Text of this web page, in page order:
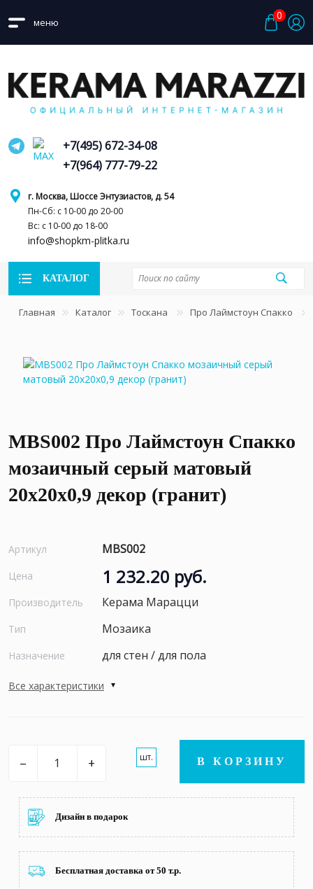
меню
0
г. Москва, Шоссе Энтузиастов, д. 54
Пн-Сб: с 10-00 до 20-00
Вс: с 10-00 до 18-00
info@shopkm-plitka.ru
+7(495) 672-34-08
+7(964) 777-79-22
КАТАЛОГ
Главная Каталог Тоскана Про Лаймстоун Спакко
MBS002 Про Лаймстоун Спакко
мозаичный серый матовый
20х20х0,9 декор (гранит)
Артикул MBS002
Цена 1 232.20 руб.
Производитель Керама Марацци
Тип Мозаика
Назначение для стен / для пола
Все характеристики
– + шт. В КОРЗИНУ
Дизайн в подарок
Бесплатная доставка от 50 т.р.